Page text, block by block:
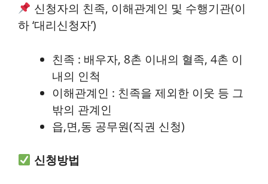
신청자의 친족, 이해관계인 및 수행기관(이
하 ‘대리신청자’)
친족 : 배우자, 8촌 이내의 혈족, 4촌 이
내의 인척
이해관계인 : 친족을 제외한 이웃 등 그
밖의 관계인
읍,면,동 공무원(직권 신청)
신청방법